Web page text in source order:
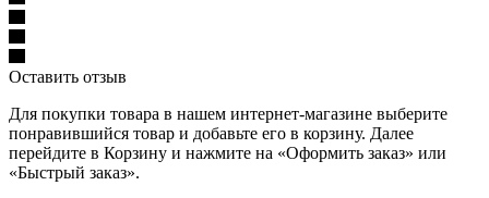
Оставить отзыв
Для покупки товара в нашем интернет-магазине выберите
понравившийся товар и добавьте его в корзину. Далее
перейдите в Корзину и нажмите на «Оформить заказ» или
«Быстрый заказ».